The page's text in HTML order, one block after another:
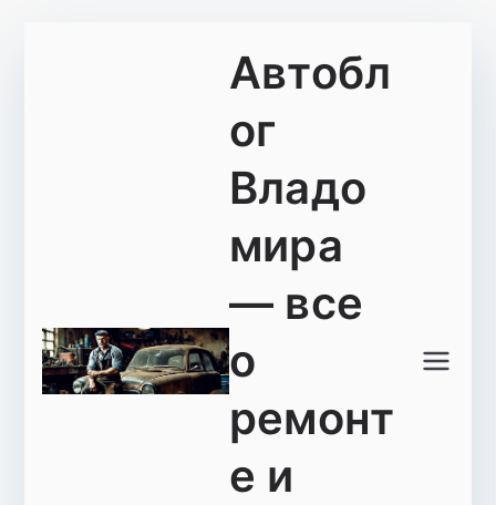
Автобл
ог
Владо
мира
— все
о
ремонт
е и